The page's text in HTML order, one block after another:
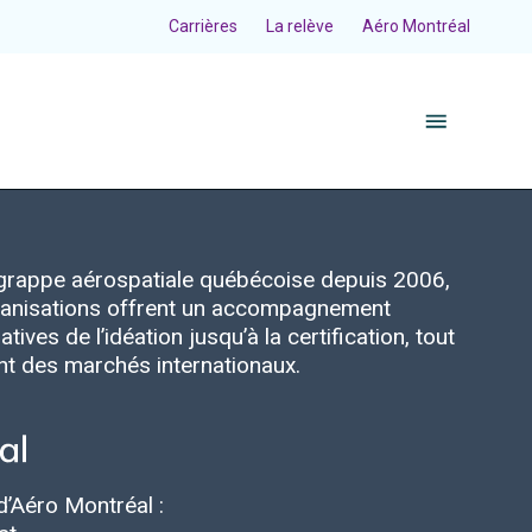
Carrières La relève Aéro Montréal
aérospatiale québécoise depuis 2006,
offrent un accompagnement
de l’idéation jusqu’à la certification, tout
des marchés internationaux.
Montréal :